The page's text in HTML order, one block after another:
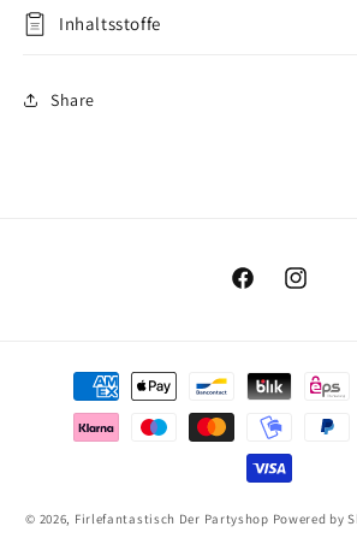
Inhaltsstoffe
Share
FacebookInstagram
Zahlungsmethoden
© 2026, Firlefantastisch Der Partyshop Powered by